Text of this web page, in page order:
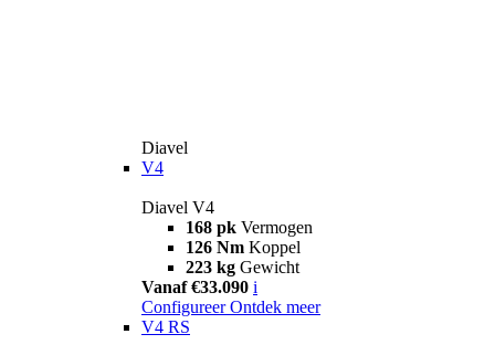
Diavel
V4
Diavel V4
168 pk Vermogen
126 Nm Koppel
223 kg Gewicht
Vanaf €33.090 i
Configureer Ontdek meer
V4 RS